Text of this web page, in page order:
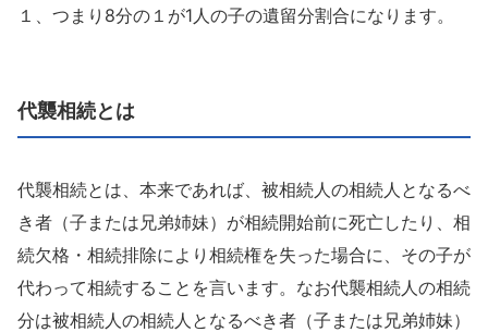
１、つまり8分の１が1人の子の遺留分割合になります。
代襲相続とは
代襲相続とは、本来であれば、被相続人の相続人となるべ
き者（子または兄弟姉妹）が相続開始前に死亡したり、相
続欠格・相続排除により相続権を失った場合に、その子が
代わって相続することを言います。なお代襲相続人の相続
分は被相続人の相続人となるべき者（子または兄弟姉妹）